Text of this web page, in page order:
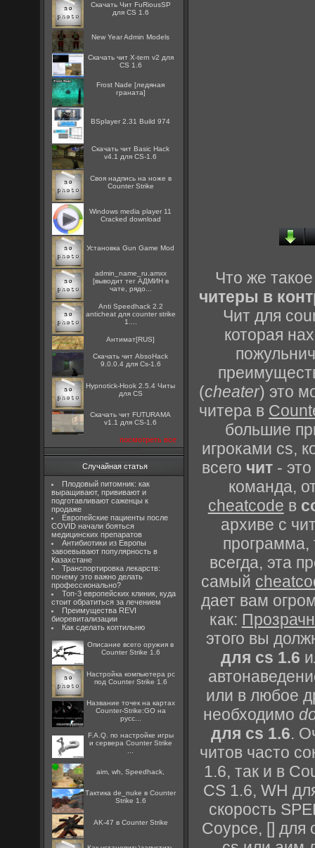
Скачать Чит FuRiousSP
для CS 1.6
New Year Admin Models
Скачать чит X-tern v2 для
CS 1.6
Frost Nade [ледяная
граната]
BSplayer 2.31 Build 974
Скачать чит Basic Hack
v4.1 для CS-1.6
Cвоя надпись на ноже в
Counter Strike
Windows media player 11
Cracked download
Установка Gun Game Mod
admin_name_ru.amxx
[выводит тег АДМИН в
чате, рядо...
Anti Speedhack 2.2
anticheat для counter strike
1....
Антимат[RUS]
Скачать чит AbsoHack
9.0.0.4 для Cs-1.6
Hypnotick-Hook 2.5.4 Читы
для CS
Скачать чит FUTURAMA
v1.1 для CS-1.6
посмотреть все
Случайная статья
Плодовый питомник: как
выращивают, прививают и
подготавливают саженцы к
продаже
Европейские пациенты после
COVID начали бояться
медицинских препаратов
Антибиотики из Европы
завоевывают популярность в
Казахстане
Транспортировка лекарств:
почему это важно делать
профессионально?
Топ-3 европейских клиник, куда
стоит обратиться за лечением
Преимущества REVI
биоревитализации
Как сделать коптильню
Описание всего оружия в
Counter Strike 1.6
Настройка компьютера pc
под Counter Strike 1.6
Название точек на картах
Counter-Strike:GO на
русс...
F.A.Q. по настройке игры
и сервера Counter Strike
aim, wh, Speedhack,
Тактика de_nuke в Counter
Strike 1.6
AK-47 в Counter Strike
Что же
читеры в
Чит для
которая
(cheater) это
читера в
большие
игроками cs,
всего чит -
команда,
cheatcode в
архиве с
программа,
всегда, эта
самый
дает вам
как:
этого вы
для cs 1.6
или в любое
необходимо
для cs 1.6.
читов часто
1.6, так и в
CS 1.6, WH
скорость
Соурсе, [] для